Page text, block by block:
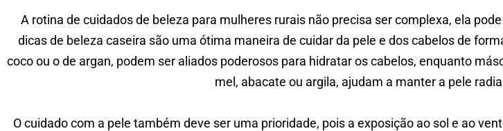
A rotina de cuidados de beleza para mulheres rurais não precisa ser complexa, ela
dicas de beleza caseira são uma ótima maneira de cuidar da pele e dos cabelos de
coco ou o de argan, podem ser aliados poderosos para hidratar os cabelos, enquanto
mel, abacate ou argila, ajudam a manter a pele
O cuidado com a pele também deve ser uma prioridade, pois a exposição ao sol e ao